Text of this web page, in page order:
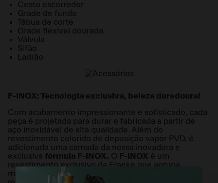
Cesto escorredor
Grade de fundo
Tábua de corte
Grade flexível dourada
Válvula
Sifão
Ladrão
F-INOX: Tecnologia exclusiva, beleza duradoura!
Com acabamento impressionante e sofisticado, cada
peça é projetada para durar e fabricada a partir de
aço inoxidável de alta qualidade. Além do
revestimento colorido de deposição vapor PVD, é
adicionada uma camada da nossa inovadora e
exclusiva fórmula F-INOX. O F-INOX é um
revestimento exclusivo da Franke que agrupa
moléculas de água e permite secar sua cuba sem